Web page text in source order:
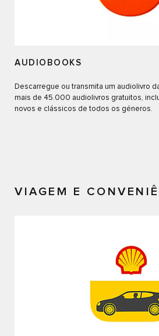
AUDIOBOOKS
Descarregue ou transmita um audiolivro
mais de 45.000 audiolivros gratuitos,
novos e clássicos de todos os géneros.
VIAGEM E